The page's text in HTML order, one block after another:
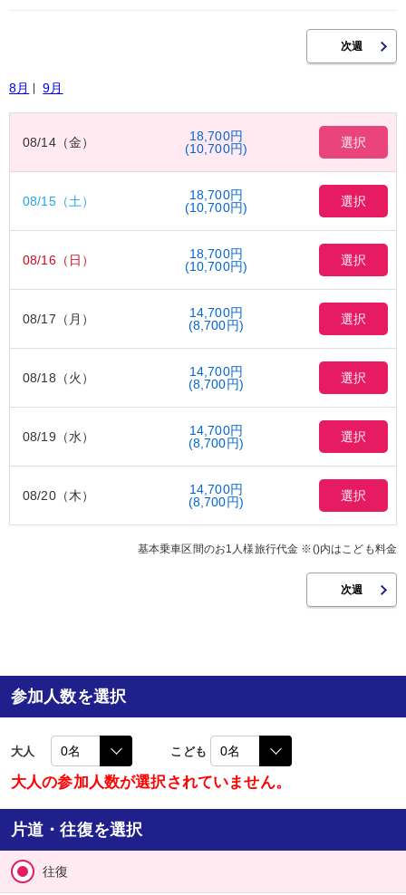
8月 9月
08/14（金）
18,700円
(10,700円)
選択
08/15（土）
18,700円
(10,700円)
選択
08/16（日）
18,700円
(10,700円)
選択
08/17（月）
14,700円
(8,700円)
選択
08/18（火）
14,700円
(8,700円)
選択
08/19（水）
14,700円
(8,700円)
選択
08/20（木）
14,700円
(8,700円)
選択
基本乗車区間のお1人様旅行代金 ※()内はこども料金
参加人数を選択
大人 こども
大人の参加人数が選択されていません。
片道・往復を選択
往復